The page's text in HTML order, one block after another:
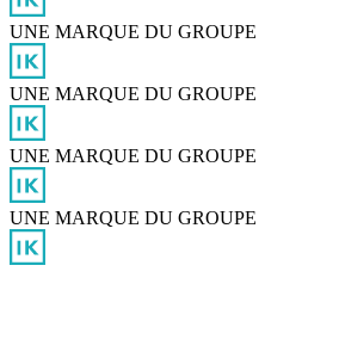
UNE MARQUE DU GROUPE
UNE MARQUE DU GROUPE
UNE MARQUE DU GROUPE
UNE MARQUE DU GROUPE